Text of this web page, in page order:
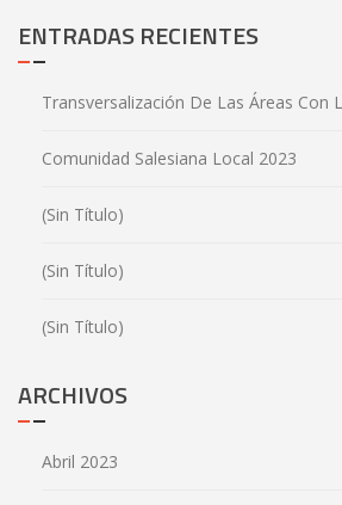
ENTRADAS RECIENTES
Transversalización De Las Áreas Con
Comunidad Salesiana Local 2023
(sin Título)
(sin Título)
(sin Título)
ARCHIVOS
Abril 2023